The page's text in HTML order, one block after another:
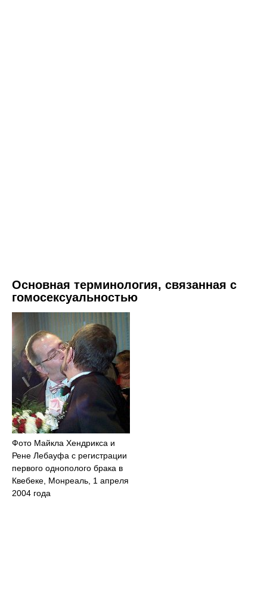
Основная терминология, связанная с
гомосексуальностью
Фото Майкла Хендрикса и
Рене Лебауфа с регистрации
первого однополого брака в
Квебеке, Монреаль, 1 апреля
2004 года